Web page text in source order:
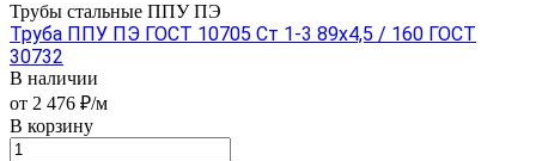
Трубы стальные ППУ ПЭ
Труба ППУ ПЭ ГОСТ 10705 Ст 1-3 89x4,5 / 160 ГОСТ
30732
В наличии
от 2 476 ₽/м
В корзину